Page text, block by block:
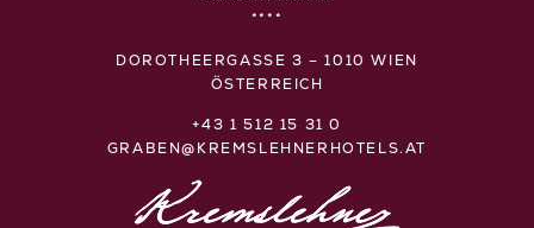
****
DOROTHEERGASSE 3 – 1010 WIEN
ÖSTERREICH
+43 1 512 15 31 0
GRABEN@KREMSLEHNERHOTELS.AT